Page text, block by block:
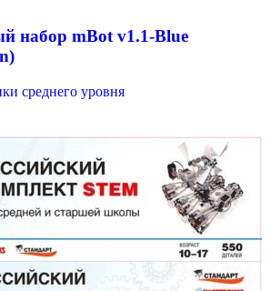
набор mBot v1.1-Blue
среднего уровня